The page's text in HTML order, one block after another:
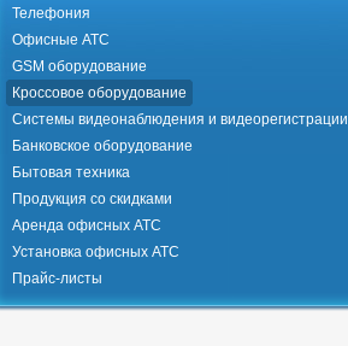
Телефония
Офисные АТС
GSM оборудование
Кроссовое оборудование
Системы видеонаблюдения и видеорегистрации
Банковское оборудование
Бытовая техника
Продукция со скидками
Аренда офисных АТС
Установка офисных АТС
Прайс-листы